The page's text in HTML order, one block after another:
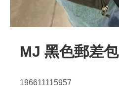
MJ 黑色郵差包
196611115957